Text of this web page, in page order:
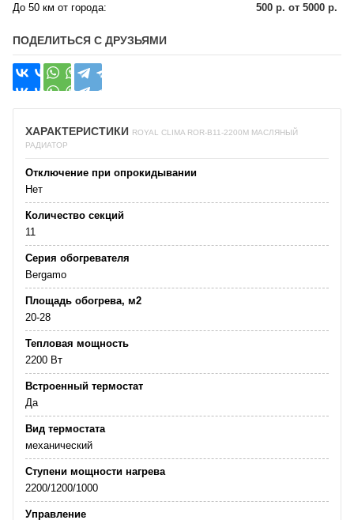
До 50 км от города:
500 р. от 5000 р.
ПОДЕЛИТЬСЯ С ДРУЗЬЯМИ
ХАРАКТЕРИСТИКИ ROYAL CLIMA ROR-B11-2200M МАСЛЯНЫЙ
РАДИАТОР
Отключение при опрокидывании
Нет
Количество секций
11
Серия обогревателя
Bergamo
Площадь обогрева, м2
20-28
Тепловая мощность
2200 Вт
Встроенный термостат
Да
Вид термостата
механический
Ступени мощности нагрева
2200/1200/1000
Управление